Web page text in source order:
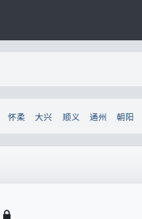
怀柔 大兴 顺义 通州 朝阳